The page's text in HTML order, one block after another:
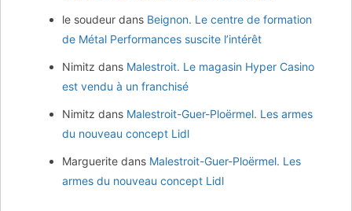
le soudeur dans Beignon. Le centre de formation
de Métal Performances suscite l’intérêt
Nimitz dans Malestroit. Le magasin Hyper Casino
est vendu à un franchisé
Nimitz dans Malestroit-Guer-Ploërmel. Les armes
du nouveau concept Lidl
Marguerite dans Malestroit-Guer-Ploërmel. Les
armes du nouveau concept Lidl